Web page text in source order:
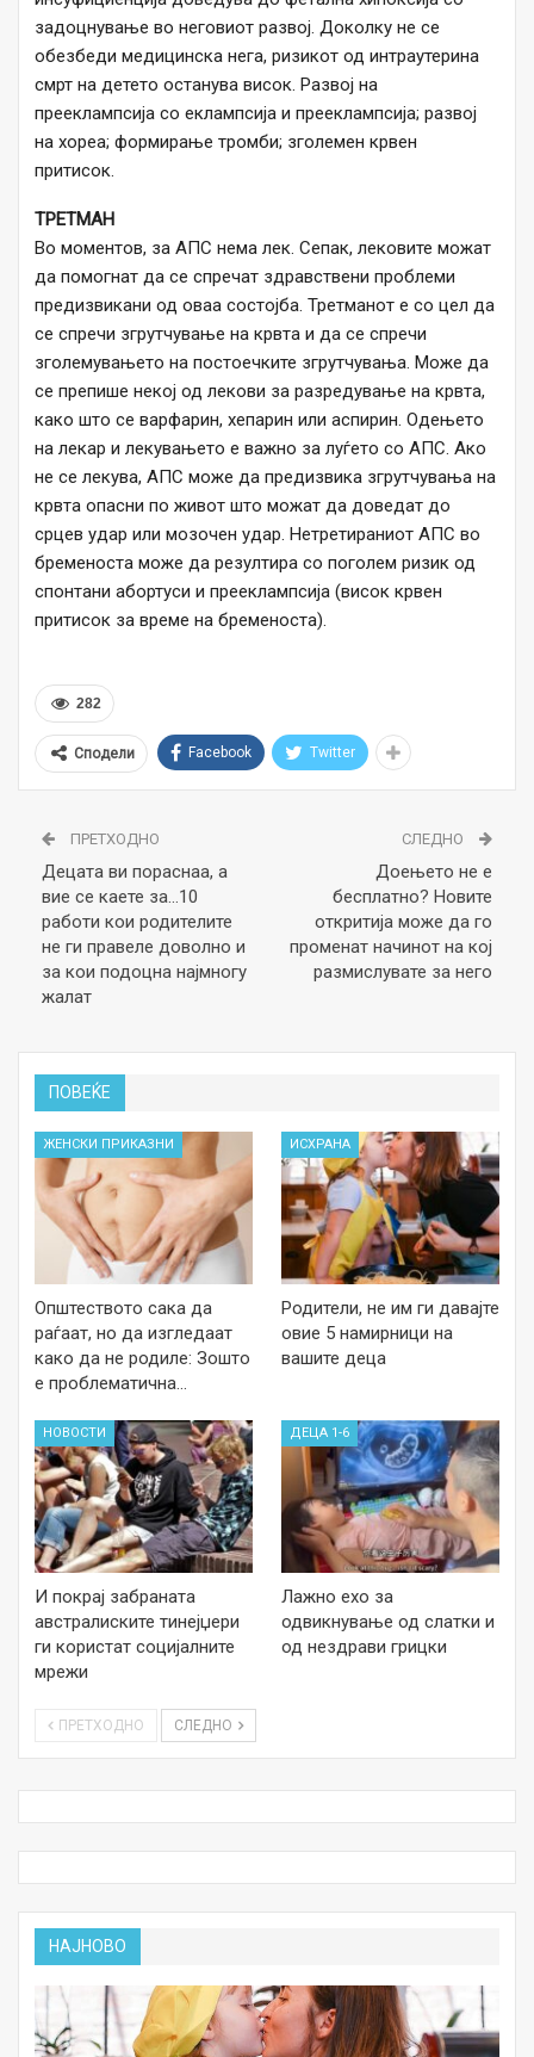
задоцнување во неговиот развој. Доколку не се
обезбеди медицинска нега, ризикот од интраутерина
смрт на детето останува висок. Развој на
прееклампсија со еклампсија и прееклампсија; развој
на хореа; формирање тромби; зголемен крвен
притисок.
ТРЕТМАН
Во моментов, за АПС нема лек. Сепак, лековите можат
да помогнат да се спречат здравствени проблеми
предизвикани од оваа состојба. Третманот е со цел да
се спречи згрутчување на крвта и да се спречи
зголемувањето на постоечките згрутчувања. Може да
се препише некој од лекови за разредување на крвта,
како што се варфарин, хепарин или аспирин. Одењето
на лекар и лекувањето е важно за луѓето со АПС. Ако
не се лекува, АПС може да предизвика згрутчувања на
крвта опасни по живот што можат да доведат до
срцев удар или мозочен удар. Нетретираниот АПС во
бременоста може да резултира со поголем ризик од
спонтани абортуси и прееклампсија (висок крвен
притисок за време на бременоста).
282
Сподели Facebook Twitter
ПРЕТХОДНО
Децата ви пораснаа, а
вие се каете за…10
работи кои родителите
не ги правеле доволно и
за кои подоцна најмногу
жалат
СЛЕДНО
Доењето не е
бесплатно? Новите
откритија може да го
променат начинот на кој
размислувате за него
ПОВЕЌЕ
ЖЕНСКИ ПРИКАЗНИ
Општеството сака да
раѓаат, но да изгледаат
како да не родиле: Зошто
е проблематична…
ИСХРАНА
Родители, не им ги давајте
овие 5 намирници на
вашите деца
НОВОСТИ
И покрај забраната
австралиските тинејџери
ги користат социјалните
мрежи
ДЕЦА 1-6
Лажно ехо за
одвикнување од слатки и
од нездрави грицки
ПРЕТХОДНО СЛЕДНО
НАЈНОВО